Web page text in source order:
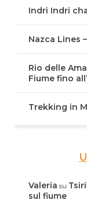
Indri Indri
Nazca Lines
Rio delle
Fiume fino
Trekking in
Valeria su
sul fiume